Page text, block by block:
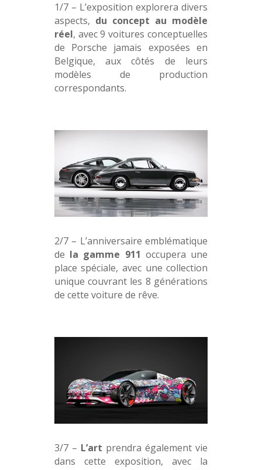
1/7 – L’exposition explorera divers
aspects, du concept au modèle
réel, avec 9 voitures conceptuelles
de Porsche jamais exposées en
Belgique, aux côtés de leurs
modèles de production
correspondants.
2/7 – L’anniversaire emblématique
de la gamme 911 occupera une
place spéciale, avec une collection
unique couvrant les 8 générations
de cette voiture de rêve.
3/7 – L’art prendra également vie
dans cette exposition, avec la